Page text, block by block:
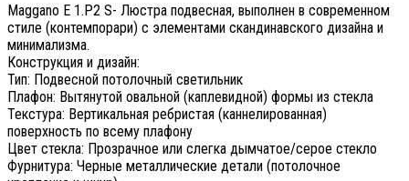
Maggano E 1.P2 S- Люстра подвесная, выполнен в современном
стиле (контемпорари) с элементами скандинавского дизайна и
минимализма.
Конструкция и дизайн:
Тип: Подвесной потолочный светильник
Плафон: Вытянутой овальной (каплевидной) формы из стекла
Текстура: Вертикальная ребристая (каннелированная)
поверхность по всему плафону
Цвет стекла: Прозрачное или слегка дымчатое/серое стекло
Фурнитура: Черные металлические детали (потолочное